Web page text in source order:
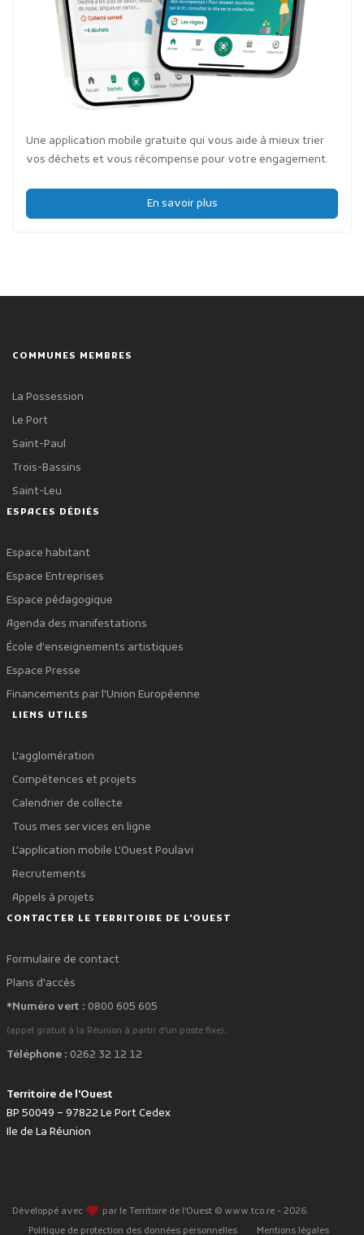
Une application mobile gratuite qui vous aide à mieux trier
vos déchets et vous récompense pour votre engagement.
En savoir plus
COMMUNES MEMBRES
La Possession
Le Port
Saint-Paul
Trois-Bassins
Saint-Leu
ESPACES DÉDIÉS
Espace habitant
Espace Entreprises
Espace pédagogique
Agenda des manifestations
École d'enseignements artistiques
Espace Presse
Financements par l'Union Européenne
LIENS UTILES
L'agglomération
Compétences et projets
Calendrier de collecte
Tous mes services en ligne
L'application mobile L'Ouest Poulavi
Recrutements
Appels à projets
CONTACTER LE TERRITOIRE DE L'OUEST
Formulaire de contact
Plans d'accès
*Numéro vert : 0800 605 605
(appel gratuit à la Réunion à partir d'un poste fixe).
Téléphone : 0262 32 12 12
Territoire de l'Ouest
BP 50049 – 97822 Le Port Cedex
Ile de La Réunion
Développé avec favorite par le Territoire de l'Ouest © www.tco.re - 2026.
Politique de protection des données personnelles
Mentions légales